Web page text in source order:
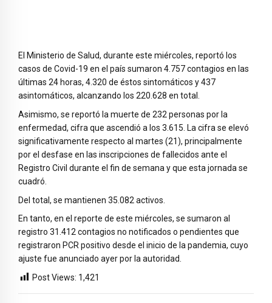
El Ministerio de Salud, durante este miércoles, reportó los
casos de Covid-19 en el país sumaron 4.757 contagios en las
últimas 24 horas, 4.320 de éstos sintomáticos y 437
asintomáticos, alcanzando los 220.628 en total.
Asimismo, se reportó la muerte de 232 personas por la
enfermedad, cifra que ascendió a los 3.615. La cifra se elevó
significativamente respecto al martes (21), principalmente
por el desfase en las inscripciones de fallecidos ante el
Registro Civil durante el fin de semana y que esta jornada se
cuadró.
Del total, se mantienen 35.082 activos.
En tanto, en el reporte de este miércoles, se sumaron al
registro 31.412 contagios no notificados o pendientes que
registraron PCR positivo desde el inicio de la pandemia, cuyo
ajuste fue anunciado ayer por la autoridad.
Post Views: 1,421